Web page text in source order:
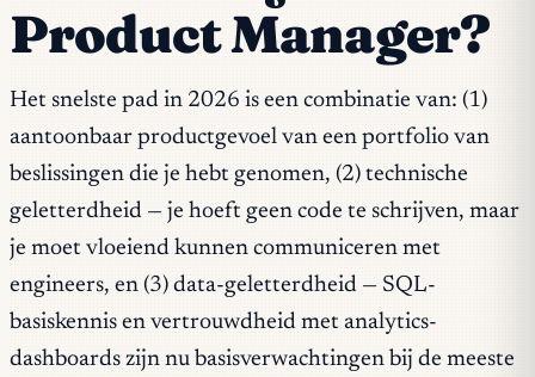
Product Manager?
Het snelste pad in 2026 is een combinatie van: (1)
aantoonbaar productgevoel van een portfolio van
beslissingen die je hebt genomen, (2) technische
geletterdheid — je hoeft geen code te schrijven, maar
je moet vloeiend kunnen communiceren met
engineers, en (3) data-geletterdheid — SQL-
basiskennis en vertrouwdheid met analytics-
dashboards zijn nu basisverwachtingen bij de meeste